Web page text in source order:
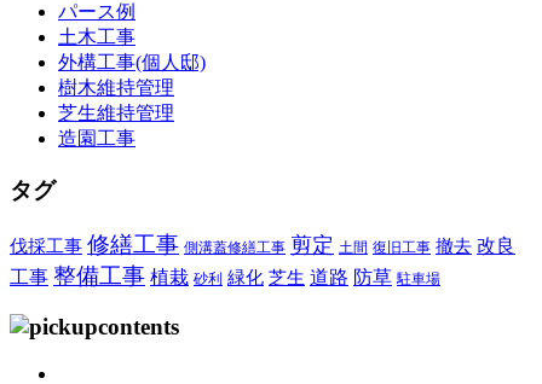
パース例
土木工事
外構工事(個人邸)
樹木維持管理
芝生維持管理
造園工事
タグ
伐採工事 修繕工事 側溝蓋修繕工事 剪定 土間 復旧工事 撤去 改良
工事 整備工事 植栽 砂利 緑化 芝生 道路 防草 駐車場